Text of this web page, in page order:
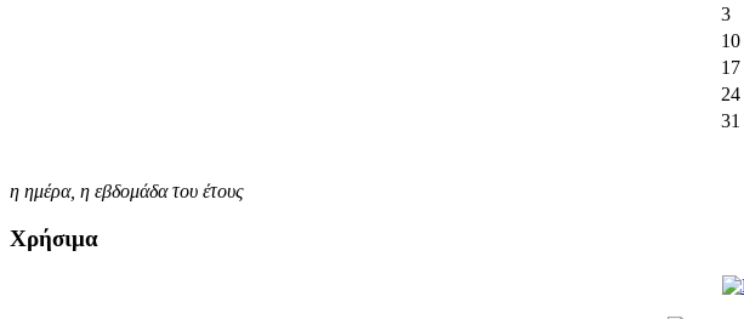
3
10
17
24
31
η ημέρα, η εβδομάδα του έτους
Χρήσιμα